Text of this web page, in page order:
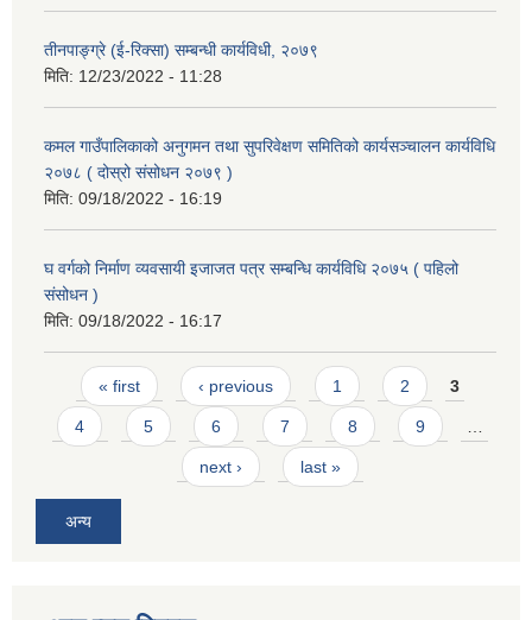
तीनपाङ्ग्रे (ई-रिक्सा) सम्बन्धी कार्यविधी, २०७९
मिति: 12/23/2022 - 11:28
कमल गाउँपालिकाको अनुगमन तथा सुपरिवेक्षण समितिको कार्यसञ्चालन कार्यविधि
२०७८ ( दोस्रो संसोधन २०७९ )
मिति: 09/18/2022 - 16:19
घ वर्गको निर्माण व्यवसायी इजाजत पत्र सम्बन्धि कार्यविधि २०७५ ( पहिलो
संसोधन )
मिति: 09/18/2022 - 16:17
Pages
« first ‹ previous 1 2 3
4 5 6 7 8 9
next › last »
अन्य